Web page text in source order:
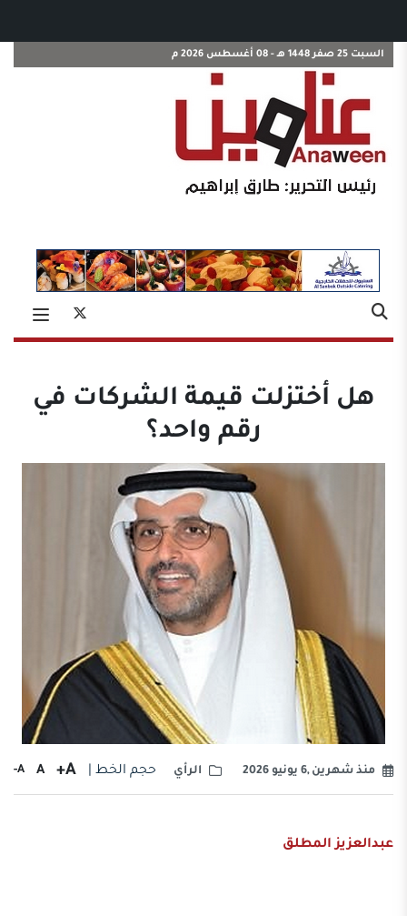
السبت 25 صفر 1448 هـ - 08 أغسطس 2026 م
هل أختزلت قيمة الشركات في
رقم واحد؟
منذ شهرين ,6 يونيو 2026 الرأي حجم الخط | A+
A
A-
عبدالعزيز المطلق